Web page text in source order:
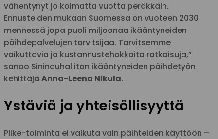
vähentynyt jo kolmatta vuotta peräkkäin.
Ennusteiden mukaan Suomessa on vuoteen 2030
mennessä jopa puoli miljoonaa ikääntyneiden
päihdepalvelujen tarvitsijaa. Tarvitsemme
vaikuttavia ja kustannustehokkaita ratkaisuja,”
sanoo Sininauhaliiton ikääntyneiden päihdetyön
kehittäjä Anna-Leena Nikula.
Ystäviä ja yhteisöllisyyttä
Pilke-toiminta ei vaikuta vain päihteiden käyttöön –